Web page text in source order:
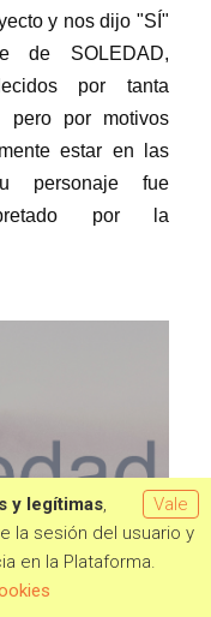
y nos dijo "SÍ"
de SOLEDAD,
por tanta
pero por motivos
estar en las
personaje fue
por la
Vale
y legítimas,
la sesión del usuario y
en la Plataforma.